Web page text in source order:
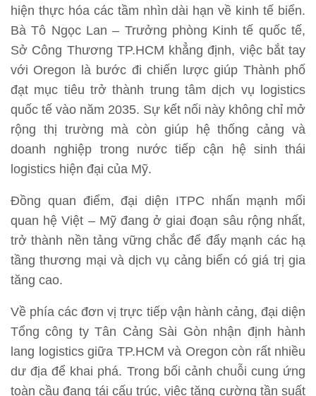
hiện thực hóa các tầm nhìn dài hạn về kinh tế biển.
Bà Tô Ngọc Lan – Trưởng phòng Kinh tế quốc tế,
Sở Công Thương TP.HCM khẳng định, việc bắt tay
với Oregon là bước đi chiến lược giúp Thành phố
đạt mục tiêu trở thành trung tâm dịch vụ logistics
quốc tế vào năm 2035. Sự kết nối này không chỉ mở
rộng thị trường mà còn giúp hệ thống cảng và
doanh nghiệp trong nước tiếp cận hệ sinh thái
logistics hiện đại của Mỹ.
Đồng quan điểm, đại diện ITPC nhấn mạnh mối
quan hệ Việt – Mỹ đang ở giai đoạn sâu rộng nhất,
trở thành nền tảng vững chắc để đẩy mạnh các hạ
tầng thương mại và dịch vụ cảng biển có giá trị gia
tăng cao.
Về phía các đơn vị trực tiếp vận hành cảng, đại diện
Tổng công ty Tân Cảng Sài Gòn nhận định hành
lang logistics giữa TP.HCM và Oregon còn rất nhiều
dư địa để khai phá. Trong bối cảnh chuỗi cung ứng
toàn cầu đang tái cấu trúc, việc tăng cường tần suất